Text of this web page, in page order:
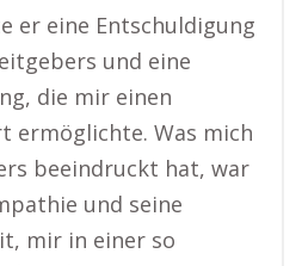
er eine Entschuldigung
und eine
die mir einen
ermöglichte. Was mich
beeindruckt hat, war
und seine
mir in einer so